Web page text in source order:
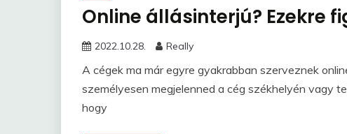
Online állásinterjú? Ezekre
2022.10.28. Really
A cégek ma már egyre gyakrabban szerveznek
személyesen megjelenned a cég székhelyén vagy
hogy